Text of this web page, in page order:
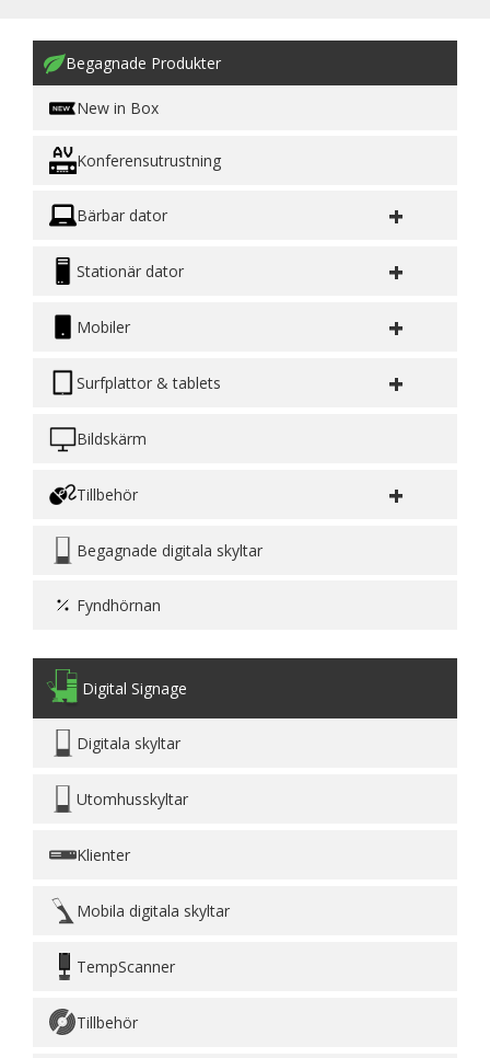
Begagnade Produkter
New in Box
Konferensutrustning
Bärbar dator +
Stationär dator +
Mobiler +
Surfplattor & tablets +
Bildskärm
Tillbehör +
Begagnade digitala skyltar
Fyndhörnan
Digital Signage
Digitala skyltar
Utomhusskyltar
Klienter
Mobila digitala skyltar
TempScanner
Tillbehör